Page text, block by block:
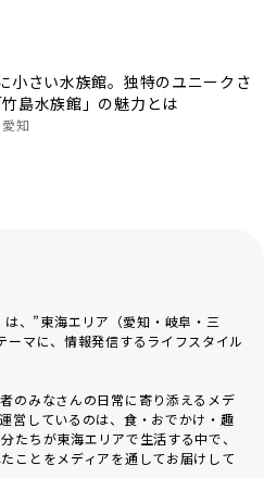
小さい水族館。独特のユニークさ
島水族館」の魅力とは
愛知
、”東海エリア（愛知・岐阜・三
ーマに、情報発信するライフスタイル
のみなさんの日常に寄り添えるメデ
営しているのは、食・おでかけ・趣
たちが東海エリアで生活する中で、
ことをメディアを通してお届けして